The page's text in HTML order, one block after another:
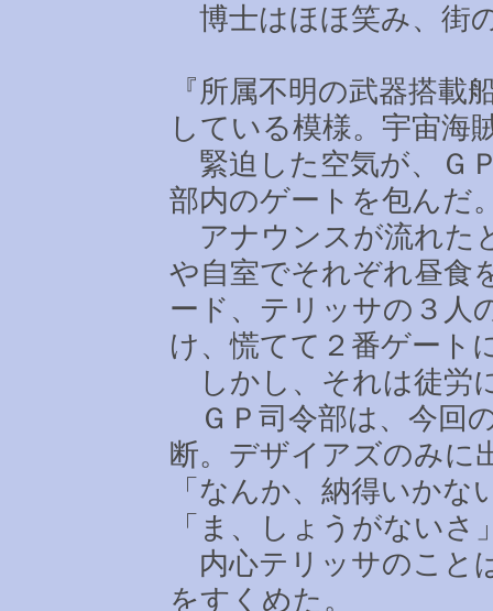
博士はほほ笑み、街
『所属不明の武器搭載
している模様。宇宙海
緊迫した空気が、Ｇ
部内のゲートを包んだ
アナウンスが流れた
や自室でそれぞれ昼食
ード、テリッサの３人
け、慌てて２番ゲート
しかし、それは徒労
ＧＰ司令部は、今回
断。デザイアズのみに
「なんか、納得いかな
「ま、しょうがないさ
内心テリッサのこと
をすくめた。